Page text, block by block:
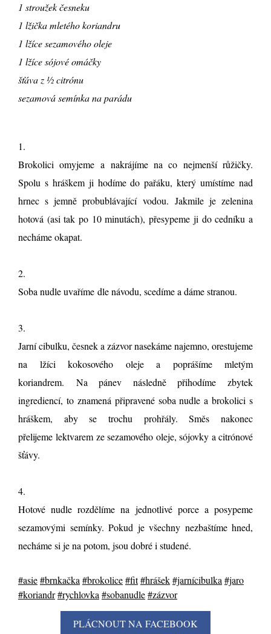
1 stroužek česneku
1 lžička mletého koriandru
1 lžíce sezamového oleje
1 lžíce sójové omáčky
šťáva z ½ citrónu
sezamová semínka na parádu
1.
Brokolici omyjeme a nakrájíme na co nejmenší růžičky.
Spolu s hráškem ji hodíme do pařáku, který umístíme nad
hrnec s jemně probublávající vodou. Jakmile je zelenina
hotová (asi tak po 10 minutách), přesypeme ji do cedníku a
necháme okapat.
2.
Soba nudle uvaříme dle návodu, scedíme a dáme stranou.
3.
Jarní cibulku, česnek a zázvor nasekáme najemno, orestujeme
na lžíci kokosového oleje a poprášíme mletým
koriandrem. Na pánev následně přihodíme zbytek
ingrediencí, to znamená připravené soba nudle a brokolici s
hráškem, aby se trochu prohřály. Směs nakonec
přelijeme lektvarem ze sezamového oleje, sójovky a citrónové
šťávy.
4.
Hotové nudle rozdělíme na jednotlivé porce a posypeme
sezamovými semínky. Pokud je všechny nezbaštíme hned,
necháme si je na potom, jsou dobré i studené.
#asie#brnkačka #brokolice#fit#hrášek#jarnícibulka #jaro
#koriandr#rychlovka #sobanudle#zázvor